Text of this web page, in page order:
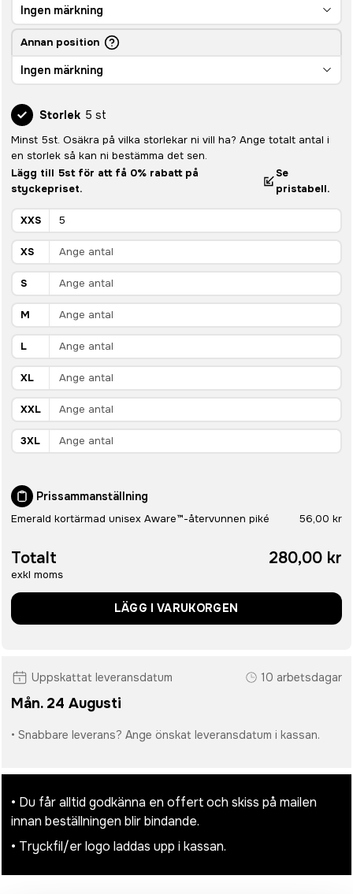
Ingen märkning
Annan position
Ingen märkning
Storlek 5 st
Minst 5st. Osäkra på vilka storlekar ni vill ha? Ange totalt antal i
en storlek så kan ni bestämma det sen.
Lägg till 5st för att få 0% rabatt på
styckepriset.
Se
pristabell.
XXS
XS
S
M
L
XL
XXL
3XL
Prissammanställning
Emerald kortärmad unisex Aware™-återvunnen piké 56,00 kr
Totalt
exkl moms
280,00 kr
LÄGG I VARUKORGEN
Uppskattat leveransdatum 10 arbetsdagar
Mån. 24 Augusti
• Snabbare leverans? Ange önskat leveransdatum i kassan.
• Du får alltid godkänna en offert och skiss på mailen
innan beställningen blir bindande.
• Tryckfil/er logo laddas upp i kassan.